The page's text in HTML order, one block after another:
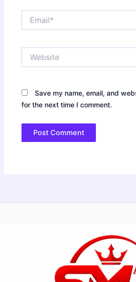
Save my name, email, and
for the next time I comment.